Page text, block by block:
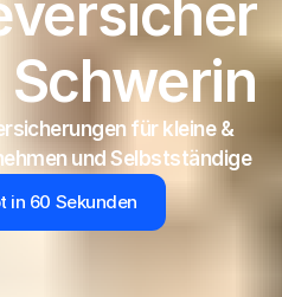
für kleine &
und Selbstständige
in 60 Sekunden